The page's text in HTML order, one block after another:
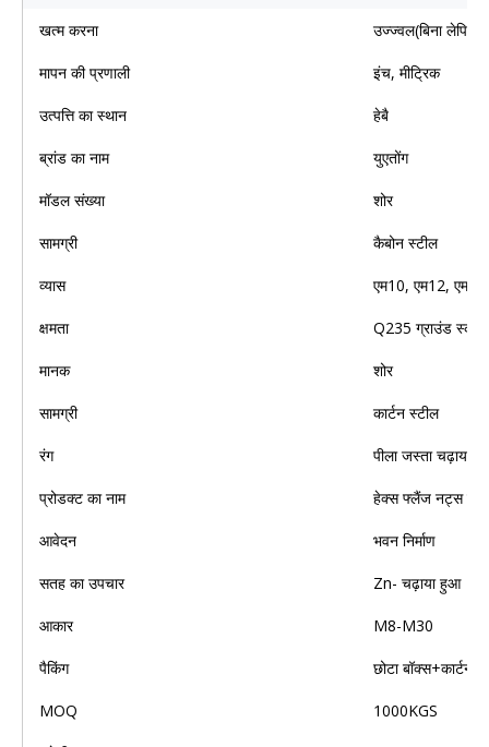
खत्म करना उज्ज्वल(बिना लेपित)
मापन की प्रणाली इंच, मीट्रिक
उत्पत्ति का स्थान हेबै
ब्रांड का नाम युएतोंग
मॉडल संख्या शोर
सामग्री कैबोन स्टील
व्यास एम10, एम12, एम20
क्षमता Q235 ग्राउंड स्क्रू
मानक शोर
सामग्री कार्टन स्टील
रंग पीला जस्ता चढ़ाया
प्रोडक्ट का नाम हेक्स फ्लैंज नट्स के
आवेदन भवन निर्माण
सतह का उपचार Zn- चढ़ाया हुआ
आकार M8-M30
पैकिंग छोटा
MOQ 1000KGS